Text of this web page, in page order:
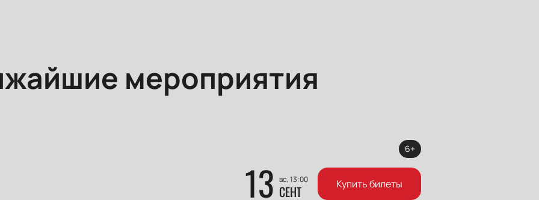
мероприятия
13 вс, 13:00
СЕНТ
6+
Купить билеты